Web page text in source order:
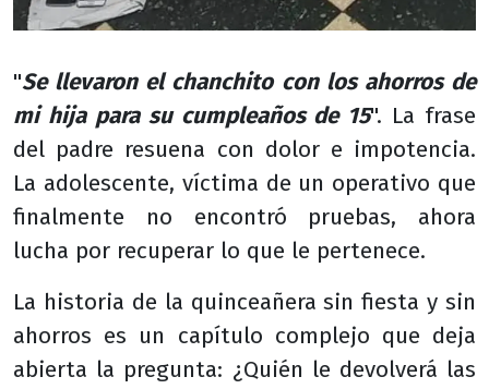
"Se llevaron el chanchito con los ahorros de
mi hija para su cumpleaños de 15". La frase
del padre resuena con dolor e impotencia.
La adolescente, víctima de un operativo que
finalmente no encontró pruebas, ahora
lucha por recuperar lo que le pertenece.
La historia de la quinceañera sin fiesta y sin
ahorros es un capítulo complejo que deja
abierta la pregunta: ¿Quién le devolverá las